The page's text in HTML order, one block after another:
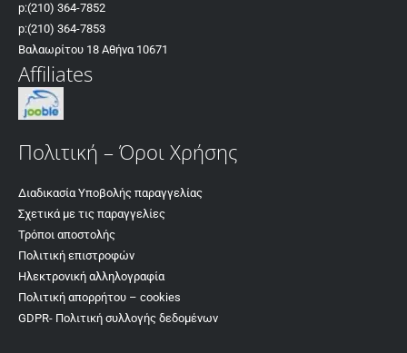
p:(210) 364-7852
p:(210) 364-7853
Βαλαωρίτου 18 Αθήνα 10671
Affiliates
Πολιτική – Όροι Χρήσης
Διαδικασία Υποβολής παραγγελίας
Σχετικά με τις παραγγελίες
Τρόποι αποστολής
Πολιτική επιστροφών
Ηλεκτρονική αλληλογραφία
Πολιτική απορρήτου – cookies
GDPR- Πολιτική συλλογής δεδομένων